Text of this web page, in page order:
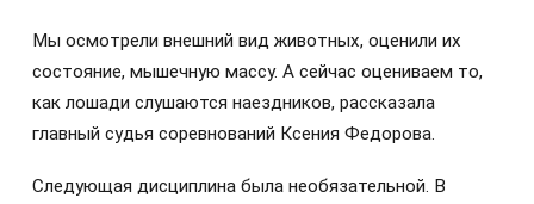
Мы осмотрели внешний вид животных, оценили их
состояние, мышечную массу. А сейчас оцениваем то,
как лошади слушаются наездников, рассказала
главный судья соревнований Ксения Федорова.
Следующая дисциплина была необязательной. В